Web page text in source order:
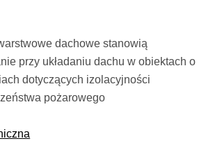
dachowe stanowią
przy układaniu dachu w obiektach o
dotyczących izolacyjności
pożarowego